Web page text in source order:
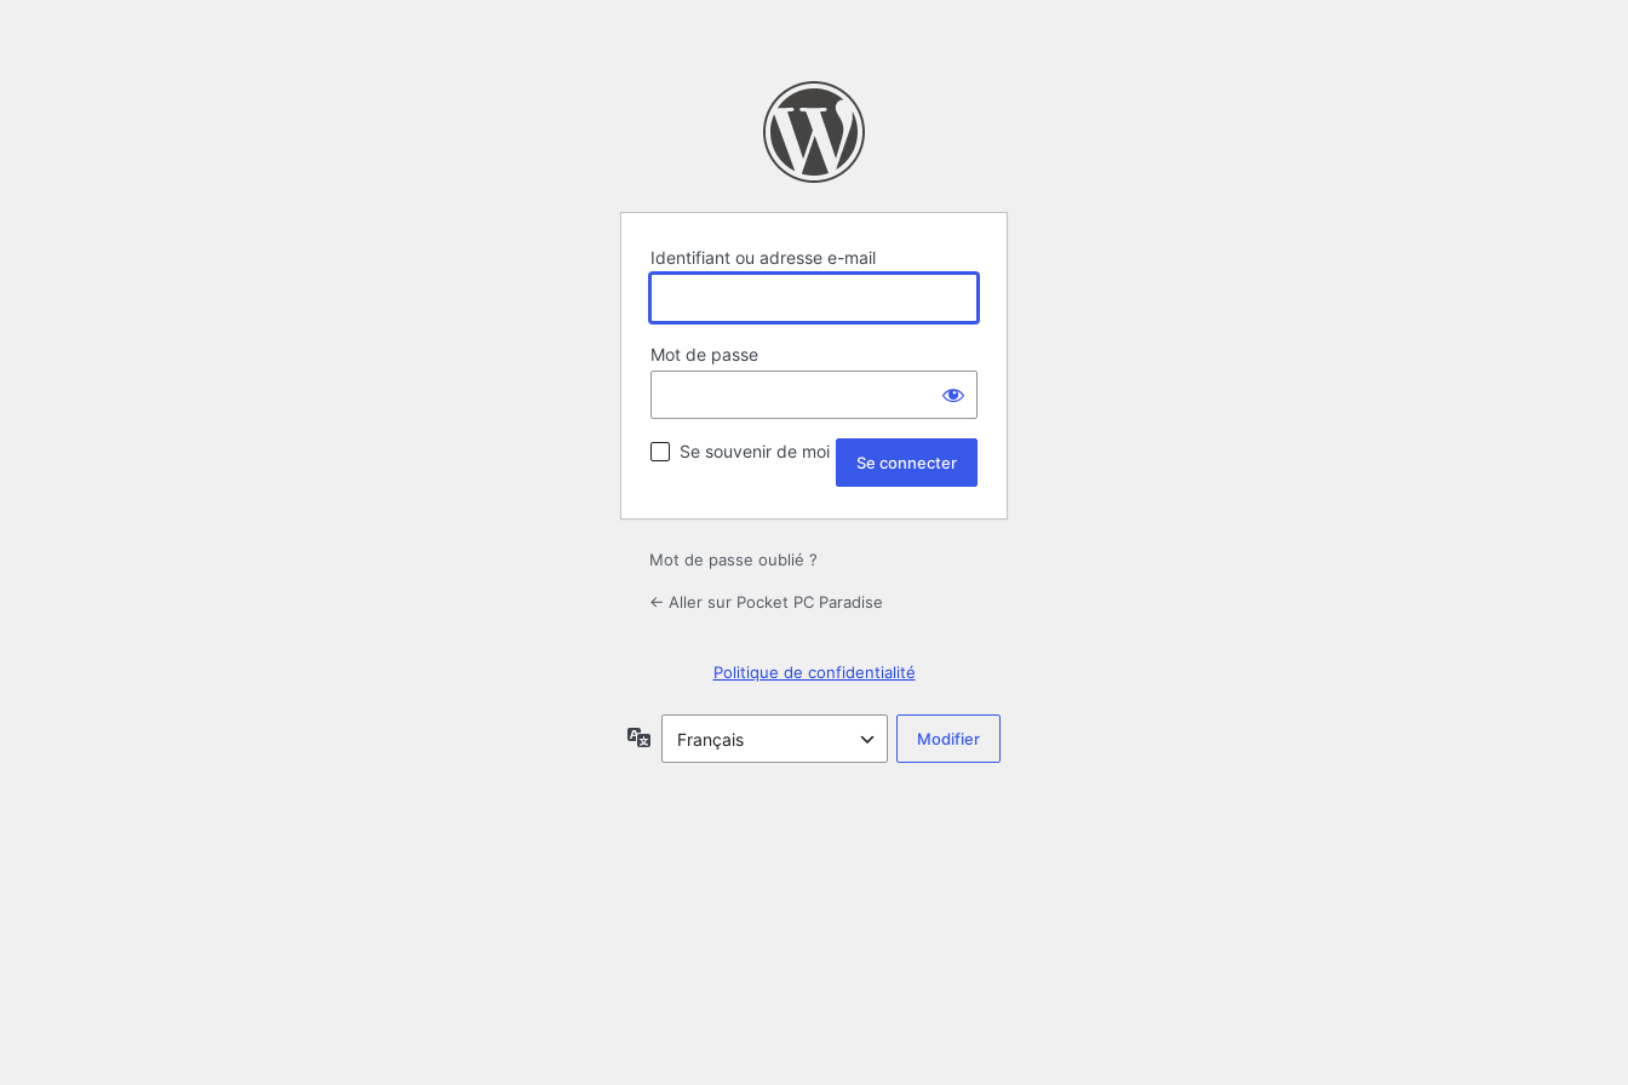
Identifiant ou adresse e-mail
Mot de passe
Se souvenir de moi
Mot de passe oublié ?
← Aller sur Pocket PC Paradise
Politique de confidentialité
Langue